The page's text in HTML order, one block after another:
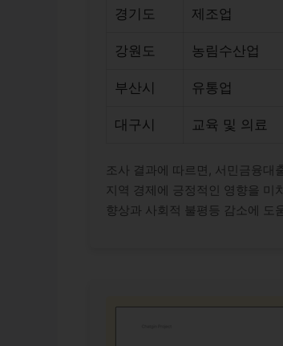
경기도 제조업
강원도 농림수산업
부산시 유통업
대구시 교육 및 의료
조사 결과에 따르면, 서민금융대
지역 경제에 긍정적인 영향을 미
향상과 사회적 불평등 감소에 도